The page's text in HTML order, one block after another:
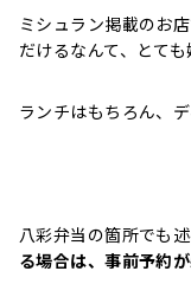
ミシュラン掲載のお
だけるなんて、とて
ランチはもちろん、
八彩弁当の箇所でも述
る場合は、事前予約